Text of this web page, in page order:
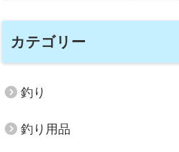
カテゴリー
釣り
釣り用品